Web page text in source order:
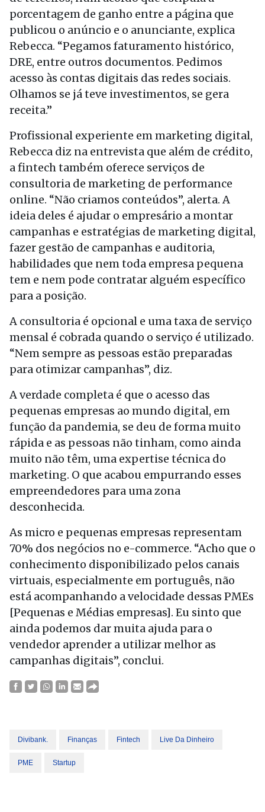
porcentagem de ganho entre a página que
publicou o anúncio e o anunciante, explica
Rebecca. “Pegamos faturamento histórico,
DRE, entre outros documentos. Pedimos
acesso às contas digitais das redes sociais.
Olhamos se já teve investimentos, se gera
receita.”
Profissional experiente em marketing digital,
Rebecca diz na entrevista que além de crédito,
a fintech também oferece serviços de
consultoria de marketing de performance
online. “Não criamos conteúdos”, alerta. A
ideia deles é ajudar o empresário a montar
campanhas e estratégias de marketing digital,
fazer gestão de campanhas e auditoria,
habilidades que nem toda empresa pequena
tem e nem pode contratar alguém específico
para a posição.
A consultoria é opcional e uma taxa de serviço
mensal é cobrada quando o serviço é utilizado.
“Nem sempre as pessoas estão preparadas
para otimizar campanhas”, diz.
A verdade completa é que o acesso das
pequenas empresas ao mundo digital, em
função da pandemia, se deu de forma muito
rápida e as pessoas não tinham, como ainda
muito não têm, uma expertise técnica do
marketing. O que acabou empurrando esses
empreendedores para uma zona
desconhecida.
As micro e pequenas empresas representam
70% dos negócios no e-commerce. “Acho que o
conhecimento disponibilizado pelos canais
virtuais, especialmente em português, não
está acompanhando a velocidade dessas PMEs
[Pequenas e Médias empresas]. Eu sinto que
ainda podemos dar muita ajuda para o
vendedor aprender a utilizar melhor as
campanhas digitais”, conclui.
Divibank. Finanças Fintech Live Da Dinheiro
PME Startup